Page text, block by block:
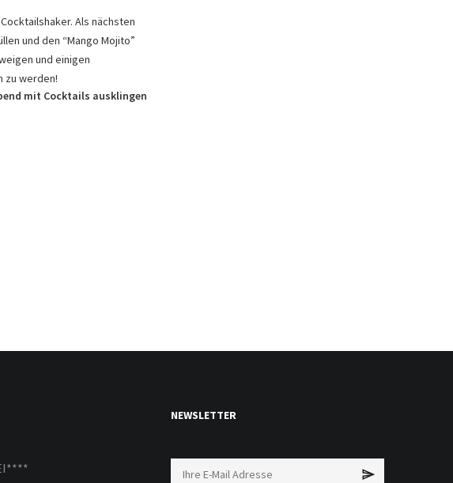
Als nächsten
und den “Mango Mojito”
und einigen
zu werden!
mit Cocktails ausklingen
NEWSLETTER